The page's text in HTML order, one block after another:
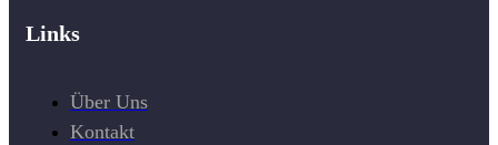
Links
Über Uns
Kontakt